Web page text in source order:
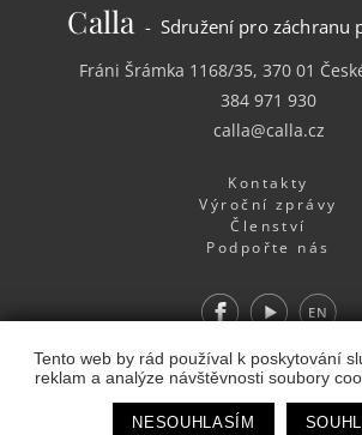
Tento web by rád používal k poskytování
reklam a analýze návštěvnosti soubory
NESOUHLASÍM
Calla- Sdružení pro záchranu
Fráni Šrámka 1168/35, 370 01
384 971 930
calla@calla.cz
Kontakty
Výroční zprávy
Členství
Podpořte nás
FacebookYoutube EN
Webdesign& Webhosting&publikační
Studio